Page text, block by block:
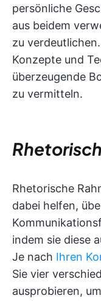
persönliche
aus beidem
zu
Konzepte und
überzeugende
zu vermitteln.
Rhetorische
dabei helfen,
indem sie diese
Je nach Ihren
Sie vier
ausprobieren,